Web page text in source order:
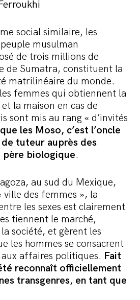
social similaire, les
musulman
de trois millions de
de Sumatra, constituent la
matrilinéaire du monde.
femmes qui obtiennent la
la maison en cas de
sont mis au rang « d’invités
les Moso, c’est l’oncle
tuteur auprès des
père biologique.
au sud du Mexique,
ville des femmes », la
les sexes est clairement
tiennent le marché,
société, et gèrent les
les hommes se consacrent
affaires politiques. Fait
reconnaît officiellement
transgenres, en tant que